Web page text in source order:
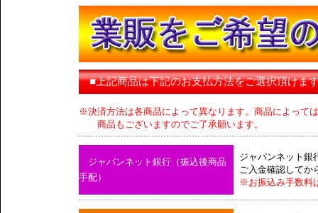
■上記商品は下記のお支払方法をご選択頂けま
※決済方法は各商品によって異なります。商品によって
商品もございますのでご了承願います。
ジャパンネット銀行（振込後商品
手配）
ジャパンネット銀
ご入金確認してか
※お振込み手数料